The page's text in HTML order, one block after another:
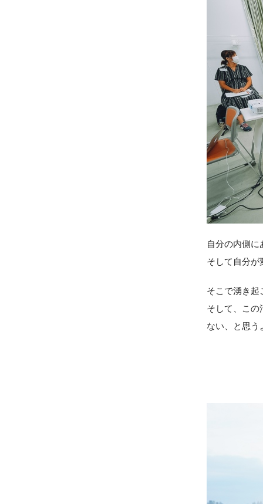
自分の内側
そして自分が
そこで湧き起
そして、この
ない、と思う